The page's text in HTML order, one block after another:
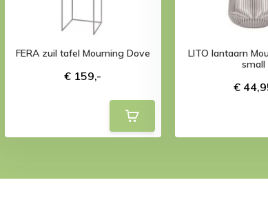
FERA zuil tafel Mourning Dove
€ 159,-
LITO lantaarn
small
€